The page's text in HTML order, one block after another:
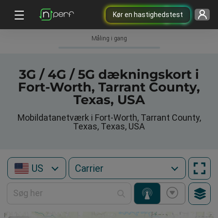
Kør en hastighedstest
Måling i gang
3G / 4G / 5G dækningskort i
Fort-Worth, Tarrant County,
Texas, USA
Mobildatanetværk i Fort-Worth, Tarrant County,
Texas, Texas, USA
US